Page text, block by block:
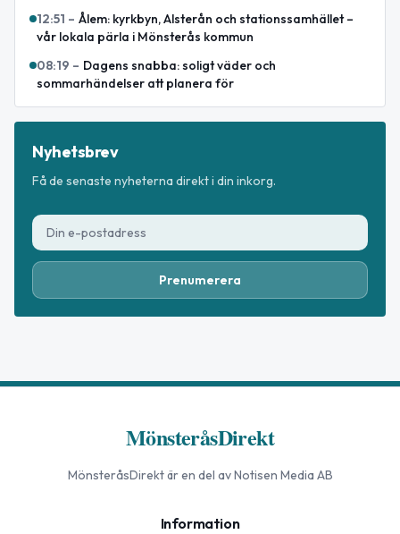
12:51 – Ålem: kyrkbyn, Alsterån och stationssamhället –
vår lokala pärla i Mönsterås kommun
08:19 – Dagens snabba: soligt väder och
sommarhändelser att planera för
Nyhetsbrev
Få de senaste nyheterna direkt i din inkorg.
Prenumerera
MönsteråsDirekt
MönsteråsDirektär en del av Notisen Media AB
Information